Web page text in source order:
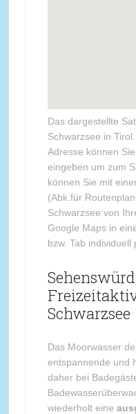
Das dargestellte
Schwarzsee in
Adresse können
eingeben um zum
können Sie mit
(Abk.für
Schwarzsee von
Google Maps in
bzw. Tab individuell
Schwarzsee
Das Moorwasser
entspannende und
daher bei
wiederholt eine